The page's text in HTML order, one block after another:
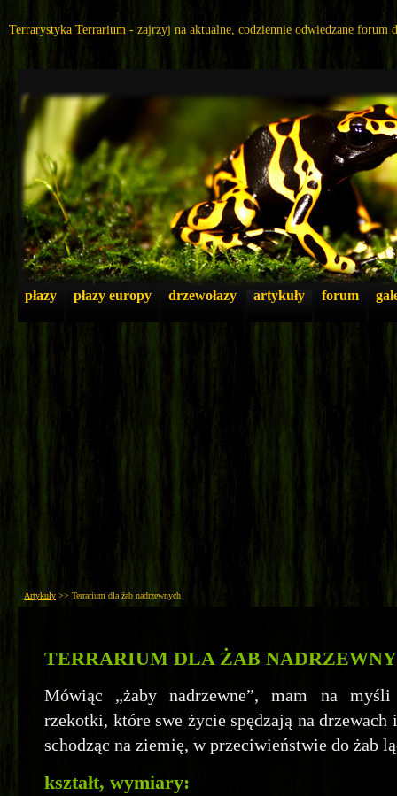
Terrarystyka Terrarium - zajrzyj na aktualne, codziennie odwiedzane forum
płazy płazy europy drzewołazy artykuły forum
Artykuły >> Terrarium dla żab nadrzewnych
TERRARIUM DLA ŻAB
Mówiąc „żaby nadrzewne”, mam na myśli
rzekotki, które swe życie spędzają na drzewach
schodząc na ziemię, w przeciwieństwie do żab
kształt, wymiary: